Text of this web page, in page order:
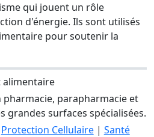
qui jouent un rôle
d'énergie. Ils sont utilisés
pour soutenir la
alimentaire
pharmacie, parapharmacie et
grandes surfaces spécialisées.
Protection Cellulaire| Santé